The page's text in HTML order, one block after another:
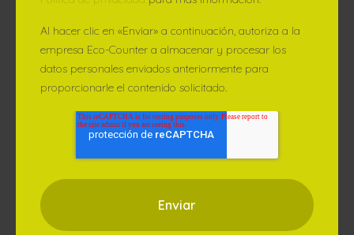
Al hacer clic en «Enviar» a continuación, autoriza a la
empresa Eco-Counter a almacenar y procesar los
datos personales enviados anteriormente para
proporcionarle el contenido solicitado.